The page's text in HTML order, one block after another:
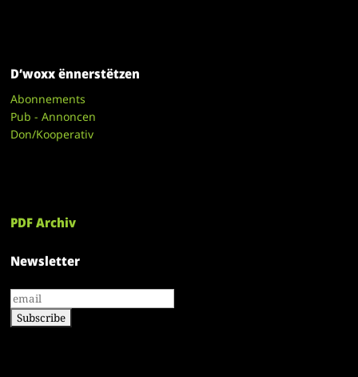
D’woxx ënnerstëtzen
Abonnements
Pub - Annoncen
Don/Kooperativ
PDF Archiv
Newsletter